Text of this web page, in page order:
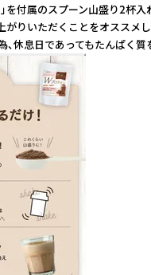
スプーン山盛り2
だくことをオス
日であってもたんぱ